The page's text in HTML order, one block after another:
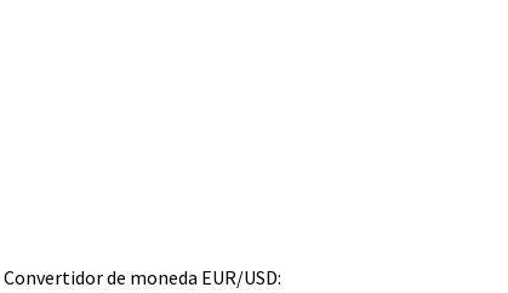
Convertidor de moneda EUR/USD: